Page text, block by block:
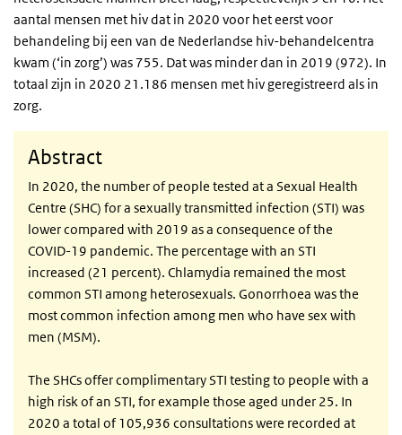
aantal mensen met hiv dat in 2020 voor het eerst voor
behandeling bij een van de Nederlandse hiv-behandelcentra
kwam (‘in zorg’) was 755. Dat was minder dan in 2019 (972). In
totaal zijn in 2020 21.186 mensen met hiv geregistreerd als in
zorg.
Abstract
In 2020, the number of people tested at a Sexual Health
Centre (SHC) for a sexually transmitted infection (STI) was
lower compared with 2019 as a consequence of the
COVID-19 pandemic. The percentage with an STI
increased (21 percent). Chlamydia remained the most
common STI among heterosexuals. Gonorrhoea was the
most common infection among men who have sex with
men (MSM).
The SHCs offer complimentary STI testing to people with a
high risk of an STI, for example those aged under 25. In
2020 a total of 105,936 consultations were recorded at